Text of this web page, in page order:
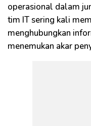
operasional dalam
tim IT sering kali
menghubungkan
menemukan akar